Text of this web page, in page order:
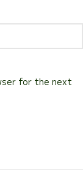
for the next